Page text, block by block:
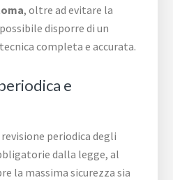
, oltre ad evitare la
disporre di un
completa e accurata.
e
periodica degli
dalla legge, al
la massima sicurezza sia